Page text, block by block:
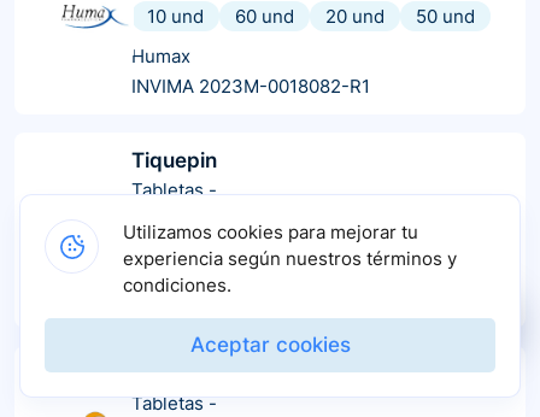
10 und
60 und 20 und
50 und
Humax
INVIMA 2023M-0018082-R1
Tiquepin
Tabletas-
10 und
100 und
30 und
Hetero Labs
INVIMA 2015M-0016665
Qutipin
Tabletas-
Utilizamos cookies para mejorar tu
experiencia según nuestros términos y
condiciones.
Aceptar cookies